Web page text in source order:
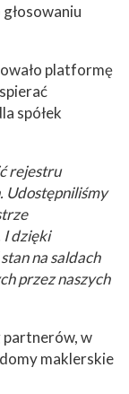
platformę
spółek
rejestru
Udostępniliśmy
I dzięki
na saldach
przez naszych
partnerów, w
maklerskie